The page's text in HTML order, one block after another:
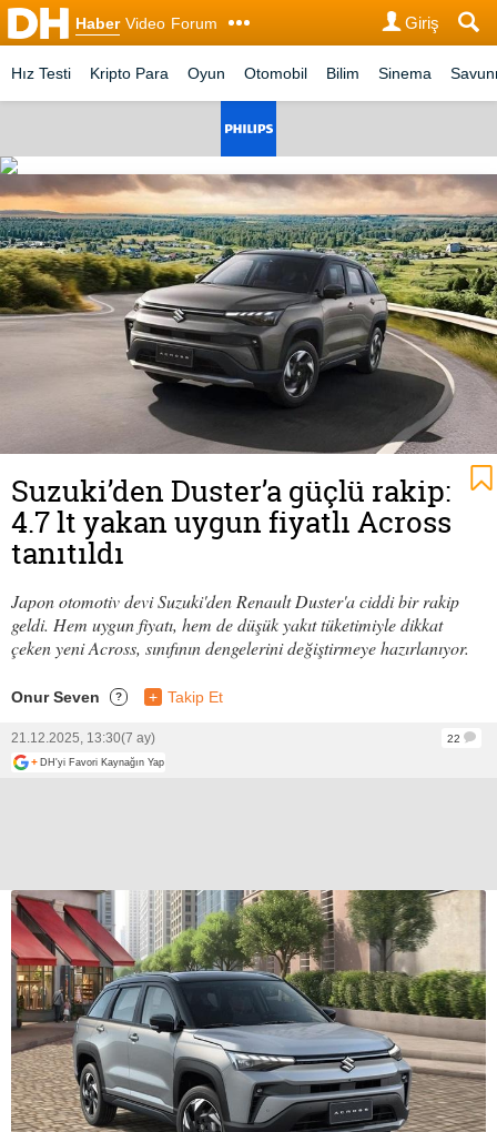
Haber Video Forum Giriş
Hız Testi Kripto Para Oyun Otomobil Bilim Sinema
Suzuki’den Duster’a güçlü rakip:
4.7 lt yakan uygun fiyatlı Across
tanıtıldı
Japon otomotiv devi Suzuki'den Renault Duster'a ciddi bir rakip
geldi. Hem uygun fiyatı, hem de düşük yakıt tüketimiyle dikkat
çeken yeni Across, sınıfının dengelerini değiştirmeye hazırlanıyor.
Onur Seven ? + Takip Et
21.12.2025, 13:30(7 ay)
22
+ DH'yi Favori Kaynağın Yap